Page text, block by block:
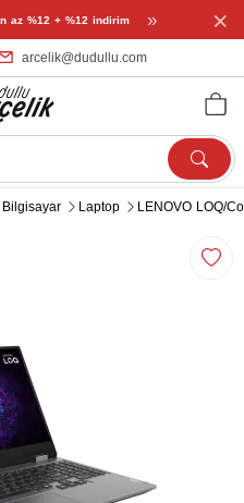
az %12 + %12 indirim » ×
arcelik@dudullu.com
Bilgisayar Laptop LENOVO LOQ/